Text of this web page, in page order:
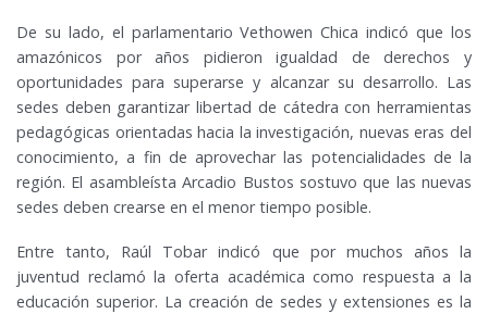
De su lado, el parlamentario Vethowen Chica indicó que los
amazónicos por años pidieron igualdad de derechos y
oportunidades para superarse y alcanzar su desarrollo. Las
sedes deben garantizar libertad de cátedra con herramientas
pedagógicas orientadas hacia la investigación, nuevas eras del
conocimiento, a fin de aprovechar las potencialidades de la
región. El asambleísta Arcadio Bustos sostuvo que las nuevas
sedes deben crearse en el menor tiempo posible.
Entre tanto, Raúl Tobar indicó que por muchos años la
juventud reclamó la oferta académica como respuesta a la
educación superior. La creación de sedes y extensiones es la